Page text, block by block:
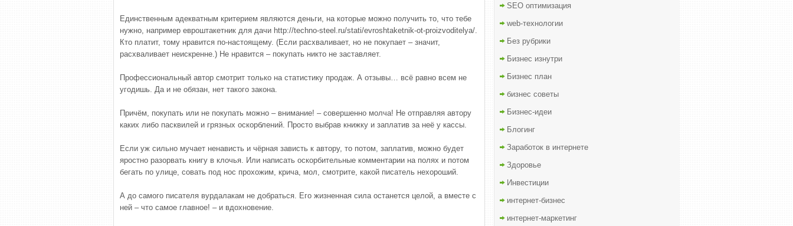
Единственным адекватным критерием являются деньги, на которые можно получить то, что тебе
нужно, например евроштакетник для дачи http://techno-steel.ru/stati/evroshtaketnik-ot-proizvoditelya/.
Кто платит, тому нравится по-настоящему. (Если расхваливает, но не покупает – значит,
расхваливает неискренне.) Не нравится – покупать никто не заставляет.
Профессиональный автор смотрит только на статистику продаж. А отзывы… всё равно всем не
угодишь. Да и не обязан, нет такого закона.
Причём, покупать или не покупать можно – внимание! – совершенно молча! Не отправляя автору
каких либо пасквилей и грязных оскорблений. Просто выбрав книжку и заплатив за неё у кассы.
Если уж сильно мучает ненависть и чёрная зависть к автору, то потом, заплатив, можно будет
яростно разорвать книгу в клочья. Или написать оскорбительные комментарии на полях и потом
бегать по улице, совать под нос прохожим, крича, мол, смотрите, какой писатель нехороший.
А до самого писателя вурдалакам не добраться. Его жизненная сила останется целой, а вместе с
ней – что самое главное! – и вдохновение.
SEO оптимизация
web-технологии
Без рубрики
Бизнес изнутри
Бизнес план
бизнес советы
Бизнес-идеи
Блогинг
Заработок в интернете
Здоровье
Инвестиции
интернет-бизнес
интернет-маркетинг